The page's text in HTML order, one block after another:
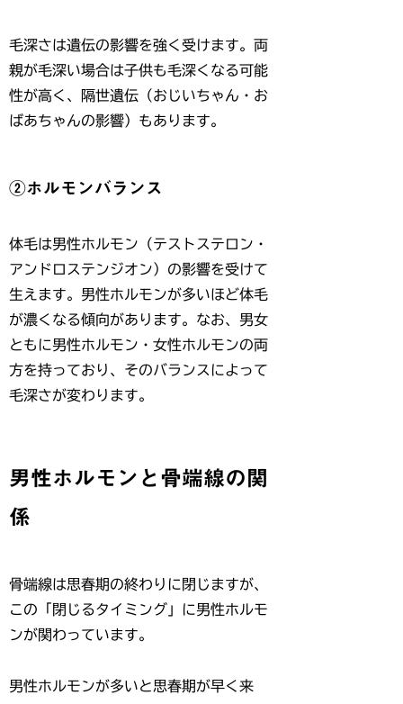
毛深さは遺伝の影響を強く受けます。両
親が毛深い場合は子供も毛深くなる可能
性が高く、隔世遺伝（おじいちゃん・お
ばあちゃんの影響）もあります。
②ホルモンバランス
体毛は男性ホルモン（テストステロン・
アンドロステンジオン）の影響を受けて
生えます。男性ホルモンが多いほど体毛
が濃くなる傾向があります。なお、男女
ともに男性ホルモン・女性ホルモンの両
方を持っており、そのバランスによって
毛深さが変わります。
男性ホルモンと骨端線の関
係
骨端線は思春期の終わりに閉じますが、
この「閉じるタイミング」に男性ホルモ
ンが関わっています。
男性ホルモンが多いと思春期が早く来